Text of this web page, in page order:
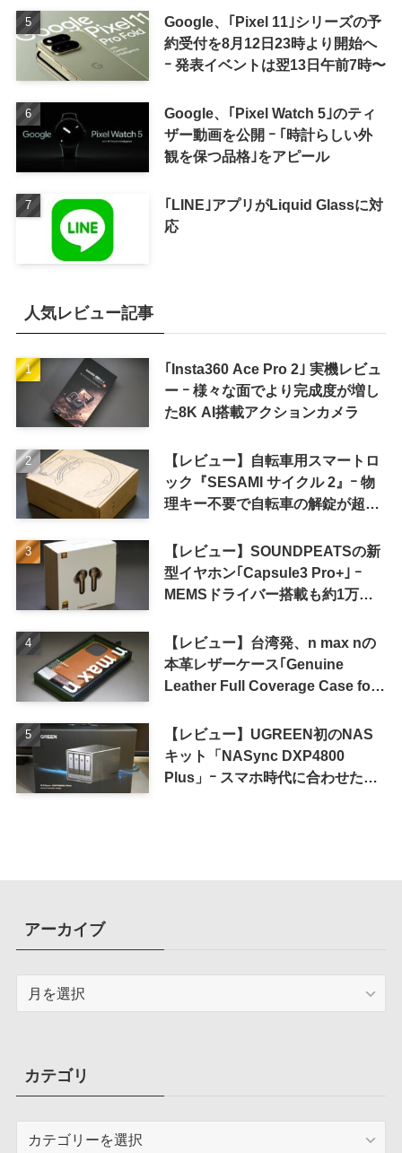
Google、｢Pixel 11｣シリーズの予
約受付を8月12日23時より開始へ
ｰ 発表イベントは翌13日午前7時〜
Google、｢Pixel Watch 5｣のティ
ザー動画を公開 ｰ ｢時計らしい外
観を保つ品格｣をアピール
｢LINE｣アプリがLiquid Glassに対
応
人気レビュー記事
｢Insta360 Ace Pro 2｣ 実機レビュ
ー ｰ 様々な面でより完成度が増し
た8K AI搭載アクションカメラ
【レビュー】自転車用スマートロ
ック『SESAMI サイクル 2』ｰ 物
理キー不要で自転車の解錠が超簡
【レビュー】SOUNDPEATSの新
型イヤホン｢Capsule3 Pro+｣ ｰ
MEMSドライバー搭載も約1万円
【レビュー】台湾発、n max nの
本革レザーケース｢Genuine
Leather Full Coverage Case for
【レビュー】UGREEN初のNAS
キット「NASync DXP4800
Plus」ｰ スマホ時代に合わせた設
アーカイブ
ブカテゴリ